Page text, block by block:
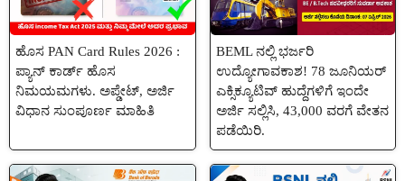
ಹೊಸ PAN Card Rules 2026 :
ಪ್ಯಾನ್ ಕಾರ್ಡ್ ಹೊಸ
ನಿಮಯಮಗಳು. ಅಪ್ಡೇಟ್, ಅರ್ಜಿ
ವಿಧಾನ ಸುಂಪೂರ್ಣ ಮಾಹಿತಿ
BEML ನಲ್ಲಿ ಭರ್ಜರಿ
ಉದ್ಯೋಗಾವಕಾಶ! 78 ಜೂನಿಯರ್
ಎಕ್ಸಿಕ್ಯೂಟಿವ್ ಹುದ್ದೆಗಳಿಗೆ ಇಂದೇ
ಅರ್ಜಿ ಸಲ್ಲಿಸಿ, 43,000 ವರಗೆ ವೇತನ
ಪಡೆಯಿರಿ.